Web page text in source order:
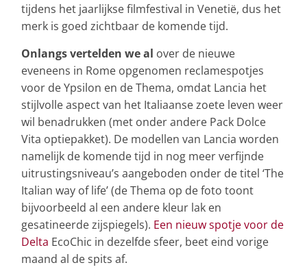
tijdens het jaarlijkse filmfestival in Venetië, dus het
merk is goed zichtbaar de komende tijd.
Onlangs vertelden we al over de nieuwe
eveneens in Rome opgenomen reclamespotjes
voor de Ypsilon en de Thema, omdat Lancia het
stijlvolle aspect van het Italiaanse zoete leven weer
wil benadrukken (met onder andere Pack Dolce
Vita optiepakket). De modellen van Lancia worden
namelijk de komende tijd in nog meer verfijnde
uitrustingsniveau’s aangeboden onder de titel ‘The
Italian way of life’ (de Thema op de foto toont
bijvoorbeeld al een andere kleur lak en
gesatineerde zijspiegels). Een nieuw spotje voor de
Delta EcoChic in dezelfde sfeer, beet eind vorige
maand al de spits af.